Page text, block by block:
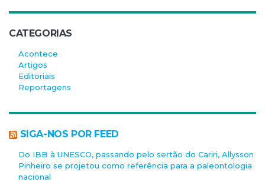
CATEGORIAS
Acontece
Artigos
Editoriais
Reportagens
SIGA-NOS POR FEED
Do IBB à UNESCO, passando pelo sertão do Cariri, Allysson
Pinheiro se projetou como referência para a paleontologia
nacional